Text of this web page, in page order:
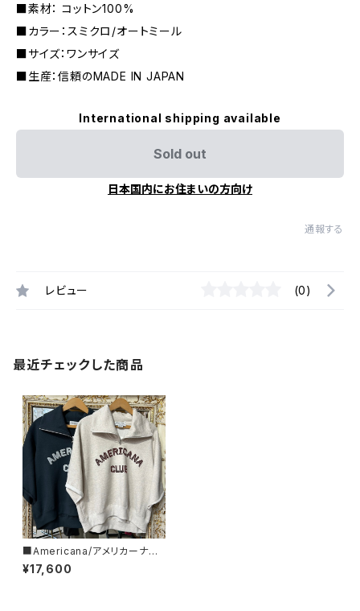
■素材： コットン100%
■カラー：スミクロ/オートミール
■サイズ：ワンサイズ
■生産：信頼のMADE IN JAPAN
International shipping available
Sold out
日本国内にお住まいの方向け
通報する
レビュー (0)
最近チェックした商品
■Americana/アメリカーナ■
クロップド・ハーフZIPスウェット
■BRF-801A/2■
¥17,600